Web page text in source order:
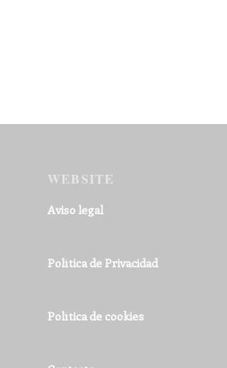
WEBSITE
Aviso legal
Política de Privacidad
Política de cookies